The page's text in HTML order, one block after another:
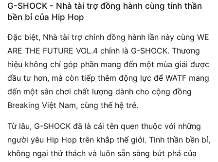
G-SHOCK - Nhà tài trợ đồng hành cùng tinh thần
bền bỉ của Hip Hop
Đặc biệt, Nhà tài trợ chính đồng hành lần này cùng WE
ARE THE FUTURE VOL.4 chính là G-SHOCK. Thương
hiệu không chỉ góp phần mang đến một mùa giải được
đầu tư hơn, mà còn tiếp thêm động lực để WATF mang
đến một sân chơi chất lượng dành cho cộng đồng
Breaking Việt Nam, cùng thế hệ trẻ.
Từ lâu, G-SHOCK đã là cái tên quen thuộc với những
người yêu Hip Hop trên khắp thế giới. Tinh thần bền bỉ,
không ngại thử thách và luôn sẵn sàng bứt phá của